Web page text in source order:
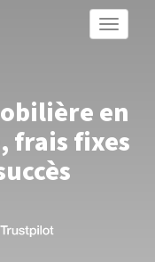
Toggle
en
frais fixes